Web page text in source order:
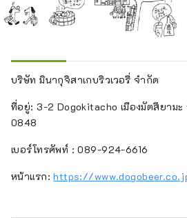
บริษัท มินากุจิสาเกบริวเวอรี่ จำกัด
ที่อยู่: 3-2 Dogokitacho เมืองมัตสึยามะ
0848
เบอร์โทรศัพท์ : 089-924-6616
หน้าแรก:https://